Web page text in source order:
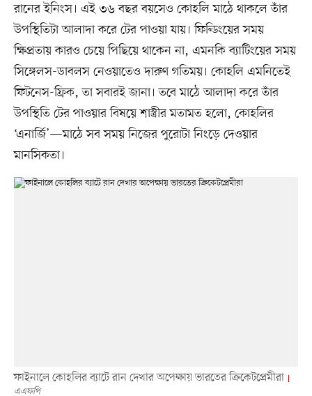
রানের ইনিংস। এই ৩৬ বছর বয়সেও কোহলি মাঠে থাকলে তাঁর
উপস্থিতিটা আলাদা করে টের পাওয়া যায়। ফিল্ডিংয়ের সময়
ক্ষিপ্রতায় কারও চেয়ে পিছিয়ে থাকেন না, এমনকি ব্যাটিংয়ের সময়
সিঙ্গেলস-ডাবলস নেওয়াতেও দারুণ গতিময়। কোহলি এমনিতেই
ফিটনেস-ফ্রিক, তা সবারই জানা। তবে মাঠে আলাদা করে তাঁর
উপস্থিতি টের পাওয়ার বিষয়ে শাস্ত্রীর মতামত হলো, কোহলির
‘এনার্জি’—মাঠে সব সময় নিজের পুরোটা নিংড়ে দেওয়ার
মানসিকতা।
ফাইনালে কোহলির ব্যাটে রান দেখার অপেক্ষায় ভারতের ক্রিকেটপ্রেমীরা
এএফপি